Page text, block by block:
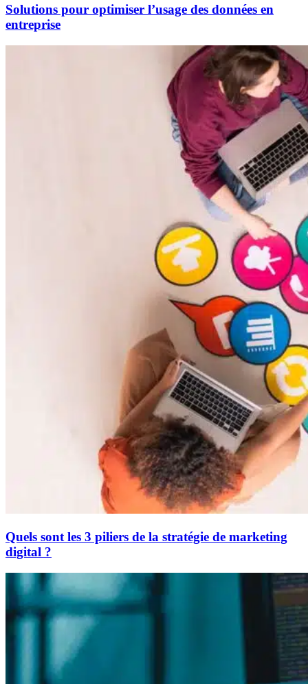
Solutions pour optimiser l’usage des données en
entreprise
Quels sont les 3 piliers de la stratégie de marketing
digital ?